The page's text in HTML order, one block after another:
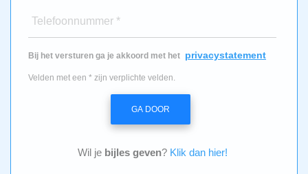
Telefoonnummer *
Bij het versturen ga je akkoord met het privacystatement
Velden met een * zijn verplichte velden.
GA DOOR
Wil je bijles geven? Klik dan hier!